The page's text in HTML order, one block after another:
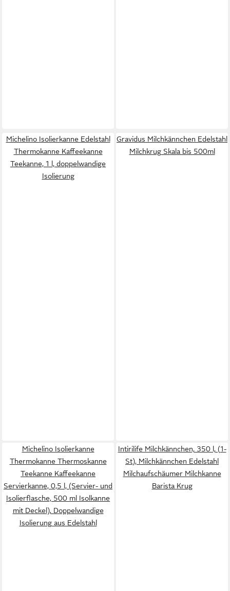
Michelino Isolierkanne Edelstahl
Thermokanne Kaffeekanne
Teekanne, 1 l, doppelwandige
Isolierung
Gravidus Milchkännchen Edelstahl
Milchkrug Skala bis 500ml
Michelino Isolierkanne
Thermokanne Thermoskanne
Teekanne Kaffeekanne
Servierkanne, 0,5 l, (Servier- und
Isolierflasche, 500 ml Isolkanne
mit Deckel), Doppelwandige
Isolierung aus Edelstahl
Intirilife Milchkännchen, 350 l, (1-
St), Milchkännchen Edelstahl
Milchaufschäumer Milchkanne
Barista Krug